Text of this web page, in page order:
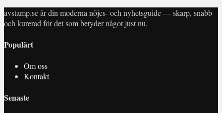
avstamp.se är din moderna nöjes- och nyhetsguide — skarp, snabb
och kurerad för det som betyder något just nu.
Populärt
Om oss
Kontakt
Senaste